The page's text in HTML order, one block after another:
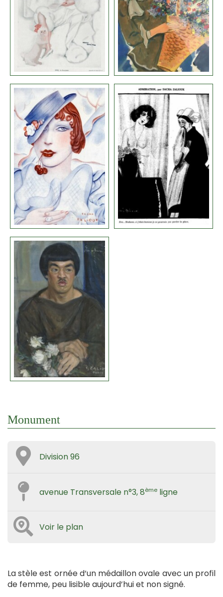
Monument
Division 96
avenue Transversale n°3, 8ème ligne
Voir le plan
La stèle est ornée d‘un médaillon ovale avec un profil
de femme, peu lisible aujourd’hui et non signé.